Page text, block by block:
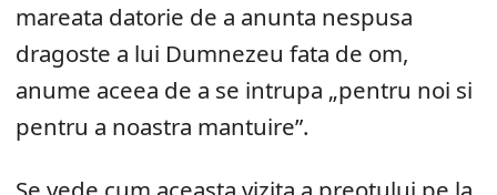
mareata datorie de a anunta nespusa
dragoste a lui Dumnezeu fata de om,
anume aceea de a se intrupa „pentru noi si
pentru a noastra mantuire”.